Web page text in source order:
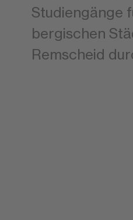
Studiengänge
bergischen
Remscheid